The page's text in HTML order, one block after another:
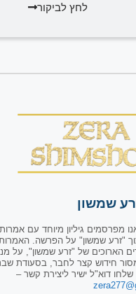
לחץ לביקור
שמשון
מפרסמים גיליון מיוחד עם אמרות
"זרע שמשון" על הפרשה.
הארוכים של "זרע שמשון", על
חידוש קצר לחבר, בסעודת
דוא"ל ישיר ליצירת קשר –